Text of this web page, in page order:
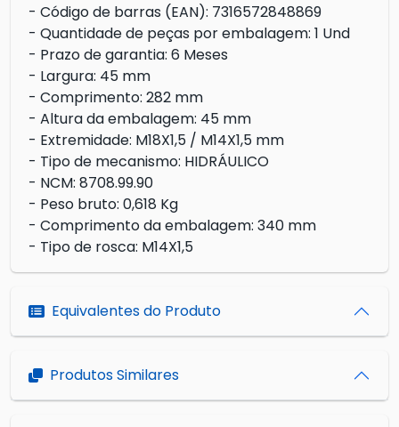
- Código de barras (EAN): 7316572848869
- Quantidade de peças por embalagem: 1 Und
- Prazo de garantia: 6 Meses
- Largura: 45 mm
- Comprimento: 282 mm
- Altura da embalagem: 45 mm
- Extremidade: M18X1,5 / M14X1,5 mm
- Tipo de mecanismo: HIDRÁULICO
- NCM: 8708.99.90
- Peso bruto: 0,618 Kg
- Comprimento da embalagem: 340 mm
- Tipo de rosca: M14X1,5
Equivalentes do Produto
Produtos Similares